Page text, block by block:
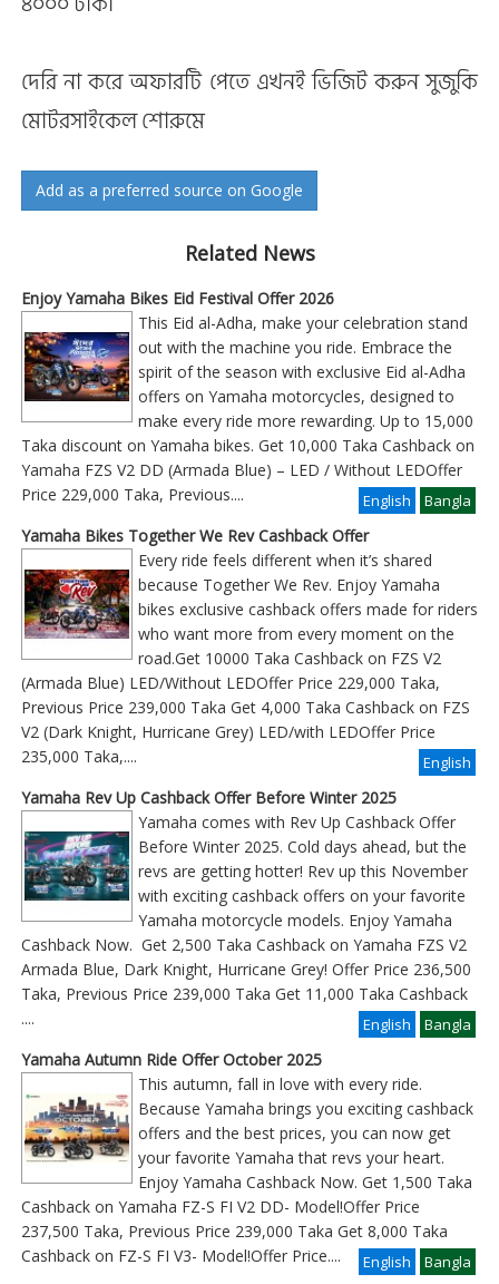
দেরি না করে অফারটি পেতে এখনই ভিজিট করুন সুজুকি
মোটরসাইকেল শোরুমে
Add as a preferred source on Google
Related News
Enjoy Yamaha Bikes Eid Festival Offer 2026
This Eid al-Adha, make your celebration stand
out with the machine you ride. Embrace the
spirit of the season with exclusive Eid al-Adha
offers on Yamaha motorcycles, designed to
make every ride more rewarding. Up to 15,000
Taka discount on Yamaha bikes. Get 10,000 Taka Cashback on
Yamaha FZS V2 DD (Armada Blue) – LED / Without LEDOffer
Price 229,000 Taka, Previous
Bangla
.... English
Yamaha Bikes Together We Rev Cashback Offer
Every ride feels different when it’s shared
because Together We Rev. Enjoy Yamaha
bikes exclusive cashback offers made for riders
who want more from every moment on the
road.Get 10000 Taka Cashback on FZS V2
(Armada Blue) LED/Without LEDOffer Price 229,000 Taka,
Previous Price 239,000 Taka Get 4,000 Taka Cashback on FZS
V2 (Dark Knight, Hurricane Grey) LED/with LEDOffer Price
235,000 Taka,....
English
Yamaha Rev Up Cashback Offer Before Winter 2025
Yamaha comes with Rev Up Cashback Offer
Before Winter 2025. Cold days ahead, but the
revs are getting hotter! Rev up this November
with exciting cashback offers on your favorite
Yamaha motorcycle models. Enjoy Yamaha
Cashback Now. Get 2,500 Taka Cashback on Yamaha FZS V2
Armada Blue, Dark Knight, Hurricane Grey! Offer Price 236,500
Taka, Previous Price 239,000 Taka Get 11,000 Taka Cashback
Bangla
.... English
Yamaha Autumn Ride Offer October 2025
This autumn, fall in love with every ride.
Because Yamaha brings you exciting cashback
offers and the best prices, you can now get
your favorite Yamaha that revs your heart.
Enjoy Yamaha Cashback Now. Get 1,500 Taka
Cashback on Yamaha FZ-S FI V2 DD- Model!Offer Price
237,500 Taka, Previous Price 239,000 Taka Get 8,000 Taka
Cashback on FZ-S FI V3- Model!Offer Price
Bangla
.... English